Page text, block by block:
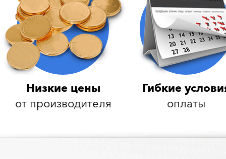
Низкие цены
от производителя
Гибкие
оплаты